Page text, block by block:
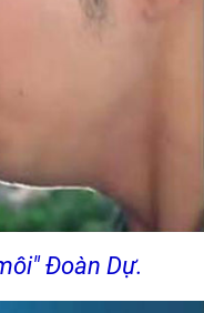
Đoàn Dự.